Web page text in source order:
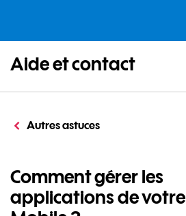
Aide et contact
Autres astuces
Comment gérer les
applications de votre